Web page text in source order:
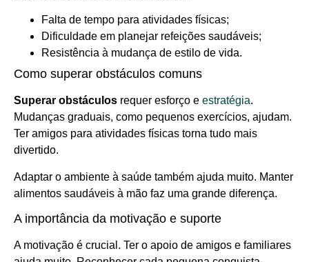
Falta de tempo para atividades físicas;
Dificuldade em planejar refeições saudáveis;
Resistência à mudança de estilo de vida.
Como superar obstáculos comuns
Superar obstáculos requer esforço e estratégia.
Mudanças graduais, como pequenos exercícios, ajudam.
Ter amigos para atividades físicas torna tudo mais
divertido.
Adaptar o ambiente à saúde também ajuda muito. Manter
alimentos saudáveis à mão faz uma grande diferença.
A importância da motivação e suporte
A motivação é crucial. Ter o apoio de amigos e familiares